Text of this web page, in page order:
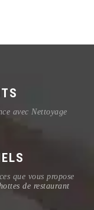
avec Nettoyage
que vous propose
de restaurant